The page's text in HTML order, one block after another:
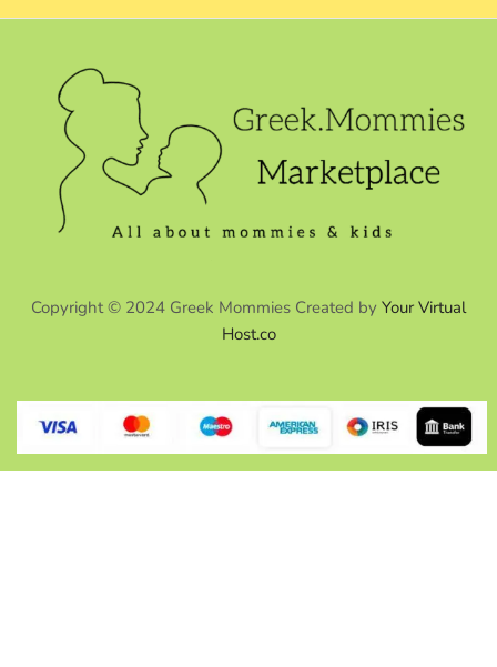
Copyright © 2024 Greek Mommies Created by Your Virtual
Host.co